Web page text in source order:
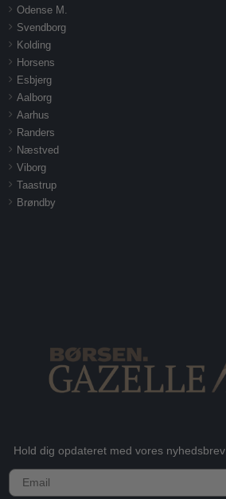
Odense M.
Svendborg
Kolding
Horsens
Esbjerg
Aalborg
Aarhus
Randers
Næstved
Viborg
Taastrup
Brøndby
Hold dig opdateret med vores nyhedsbrev
E-mail